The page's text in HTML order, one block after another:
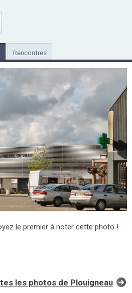
Rencontres
le premier à noter cette photo !
les photos de Plouigneau